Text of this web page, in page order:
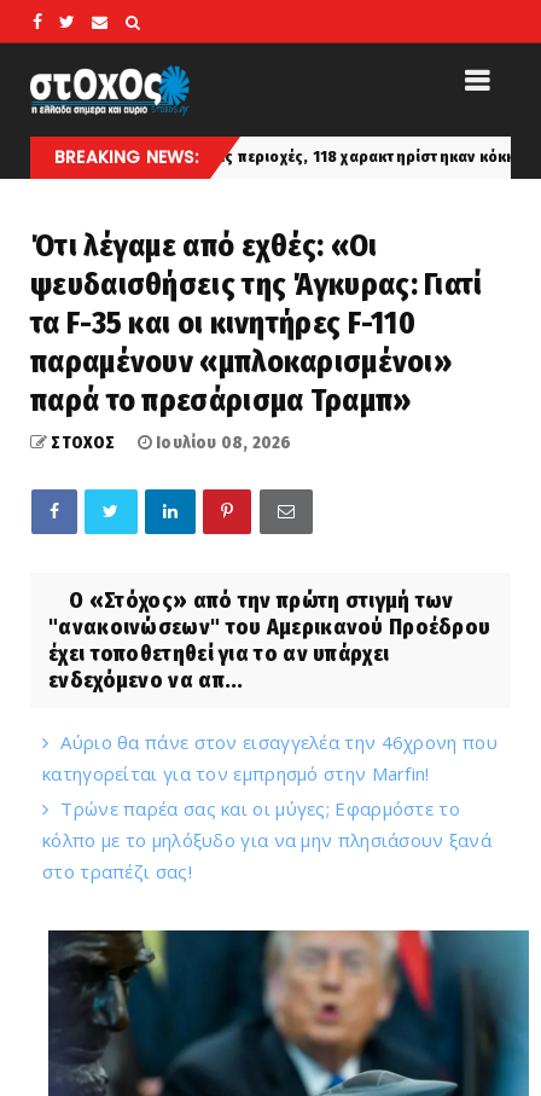
BREAKING NEWS:
πληγείσες περιοχές, 118 χαρακτηρίστηκαν κόκκινα latest
Ότι λέγαμε από εχθές: «Οι
ψευδαισθήσεις της Άγκυρας: Γιατί
τα F-35 και οι κινητήρες F-110
παραμένουν «μπλοκαρισμένοι»
παρά το πρεσάρισμα Τραμπ»
ΣΤΟΧΟΣ Ιουλίου 08, 2026
O «Στόχος» από την πρώτη στιγμή των
"ανακοινώσεων" του Αμερικανού Προέδρου
έχει τοποθετηθεί για το αν υπάρχει
ενδεχόμενο να απ...
Αύριο θα πάνε στον εισαγγελέα την 46χρονη που
κατηγορείται για τον εμπρησμό στην Marfin!
Τρώνε παρέα σας και οι μύγες; Εφαρμόστε το
κόλπο με το μηλόξυδο για να μην πλησιάσουν ξανά
στο τραπέζι σας!